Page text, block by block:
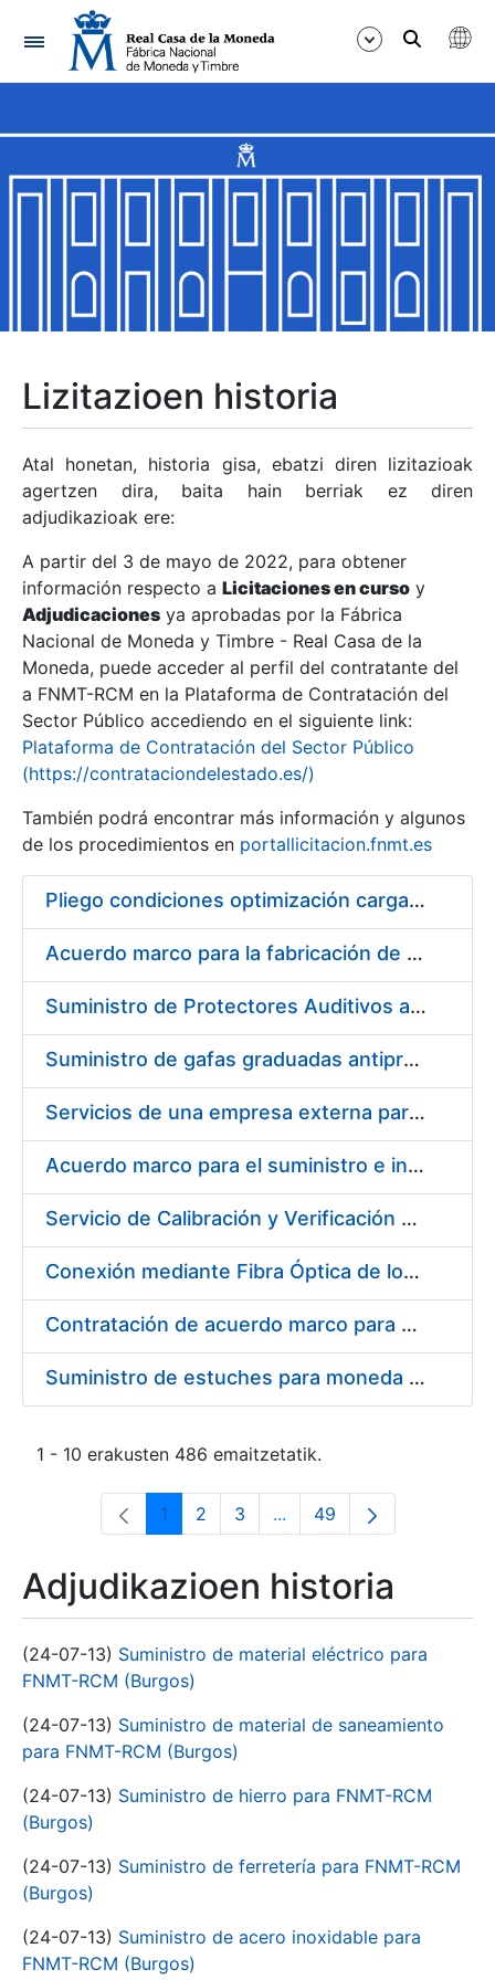
Nabigazioa
Erakutsi/Ezkutatu
Erakutsi/Ezkutatu
Erakutsi/Ezkutatu
Erakutsi/Ezkutatu
Erakutsi/Ezkutatu
Erakutsi/Ezkutatu
Erakutsi/Ezkutatu
Erakutsi/Ezkutatu
Lizitazioen historia
Atal honetan, historia gisa, ebatzi diren lizitazioak
agertzen dira, baita hain berriak ez diren
adjudikazioak ere:
A partir del 3 de mayo de 2022, para obtener
información respecto a Licitaciones en curso y
Adjudicaciones ya aprobadas por la Fábrica
Nacional de Moneda y Timbre - Real Casa de la
Moneda, puede acceder al perfil del contratante del
a FNMT-RCM en la Plataforma de Contratación del
Sector Público accediendo en el siguiente link:
Plataforma de Contratación del Sector Público
(https://contrataciondelestado.es/)
También podrá encontrar más información y algunos
de los procedimientos en portallicitacion.fnmt.es
Pliego condiciones optimización cargas compras firmado
Acuerdo marco para la fabricación de piezas
Suministro de Protectores Auditivos a medida para las personas trabajadoras de los Centros de Trabajo de Madrid y Burgos
Suministro de gafas graduadas antiproyecciones para los trabajadores de la FNMT-RCM en los centros de trabajo de Madrid y Burgos
Servicios de una empresa externa para el asesoramiento y resolución de los recursos de alzada que se presentan relacionados con procesos de selección para la FNMT-RCM
Acuerdo marco para el suministro e instalación de persianas, estores y otros complementos
Servicio de Calibración y Verificación Externa de los Equipos de Medición del Servicio de Prevención de la FNMT-RCM
Conexión mediante Fibra Óptica de los Centros de Proceso de Datos (CPDs) de las sedes de la FNMT-RCM de Burgos y Madrid
Contratación de acuerdo marco para el Suministro de Material de Electricidad para la Fábrica Nacional de Moneda y Timbre-Real Casa de la Moneda en su centro de trabajo de Burgos
Suministro de estuches para moneda de 30 €
1 - 10 erakusten 486 emaitzetatik.
Orrialdea
1 Orrialdea
2 Orrialdea
3 ...Intermediate Pages Use
Orrialdea
49
Adjudikazioen historia
(24-07-13) Suministro de material eléctrico para
FNMT-RCM (Burgos)
(24-07-13) Suministro de material de saneamiento
para FNMT-RCM (Burgos)
(24-07-13) Suministro de hierro para FNMT-RCM
(Burgos)
(24-07-13) Suministro de ferretería para FNMT-RCM
(Burgos)
(24-07-13) Suministro de acero inoxidable para
FNMT-RCM (Burgos)